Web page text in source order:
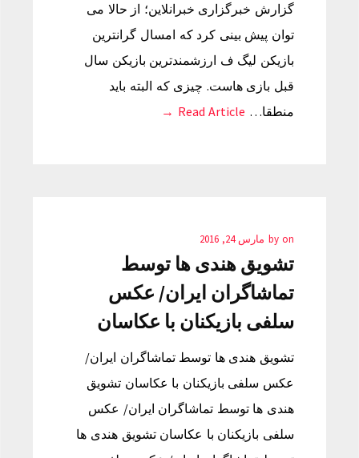
گزارش خبرگزاری خبرانلاین؛ از حالا می
توان پیش بینی کرد که امسال گرانترین
بازیکن لیگ ف ارزشمندترین بازیکن سال
قبل بازی هاست. چیزی که البته باید
منطقا… Read Article →
by on مارس 24, 2016
تشویق هندی ها توسط
تماشاگران ایران/ عکس
سلفی بازیکنان با عکاسان
تشویق هندی ها توسط تماشاگران ایران/
عکس سلفی بازیکنان با عکاسان تشویق
هندی ها توسط تماشاگران ایران/ عکس
سلفی بازیکنان با عکاسان تشویق هندی ها